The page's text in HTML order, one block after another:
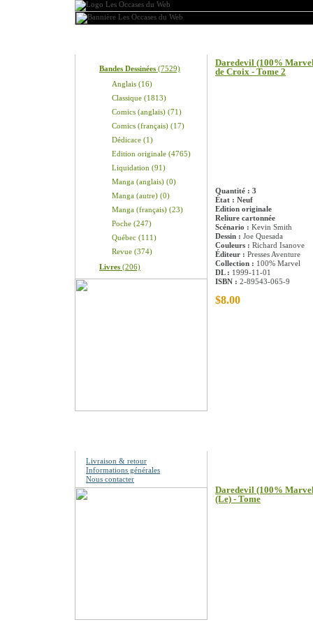
Bandes Dessinées (7529)
Anglais (16)
Classique (1813)
Comics (anglais) (71)
Comics (français) (17)
Dédicace (1)
Edition originale (4765)
Liquidation (91)
Manga (anglais) (0)
Manga (autre) (0)
Manga (français) (23)
Poche (247)
Québec (111)
Revue (374)
Livres (206)
Livraison & retour
Informations générales
Nous contacter
Daredevil (100%
de Croix - Tome 2
Quantité : 3
État : Neuf
Edition originale
Reliure cartonnée
Scénario : Kevin Smith
Dessin : Joe Quesada
Couleurs : Richard Isanove
Éditeur : Presses Aventure
Collection : 100% Marvel
DL : 1999-11-01
ISBN : 2-89543-065-9
$8.00
Daredevil (100%
(Le) - Tome